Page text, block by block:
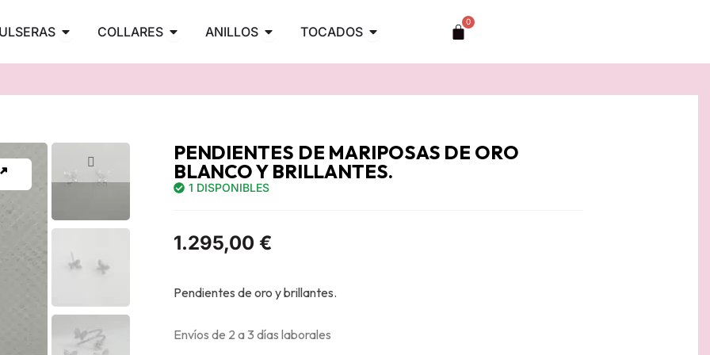
Abrir PULSERAS
COLLARES Abrir COLLARES
ANILLOS Abrir ANILLOS
TOCADOS Abrir TOCADOS 0
Carrito
PENDIENTES DE MARIPOSAS DE ORO
BLANCO Y BRILLANTES.
1 DISPONIBLES
1.295,00 €
Pendientes de oro y brillantes.
Envíos de 2 a 3 días laborales